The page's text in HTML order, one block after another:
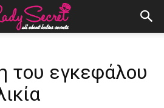
του εγκεφάλου